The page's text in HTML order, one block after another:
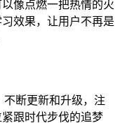
像点燃一把热情的火
效果，让用户不再是
不断更新和升级，注
跟时代步伐的追梦